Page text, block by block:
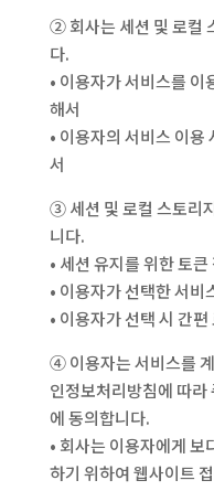
② 회사는 세션 및 로컬
다.
• 이용자가 서비스를 이
해서
• 이용자의 서비스 이용
서
③ 세션 및 로컬 스토리
니다.
• 세션 유지를 위한 토큰
• 이용자가 선택한 서비
• 이용자가 선택 시 간
④ 이용자는 서비스를
인정보처리방침에 따라
에 동의합니다.
• 회사는 이용자에게
하기 위하여 웹사이트